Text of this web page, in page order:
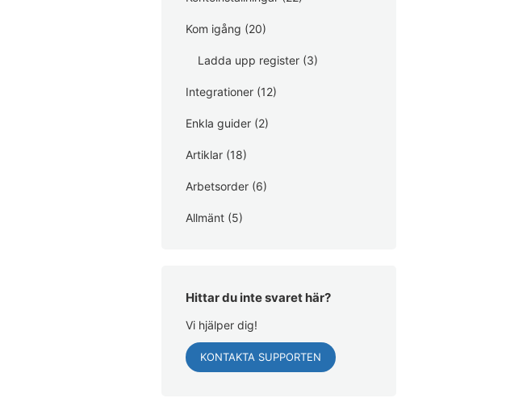
Kom igång (20)
Ladda upp register (3)
Integrationer (12)
Enkla guider (2)
Artiklar (18)
Arbetsorder (6)
Allmänt (5)
Hittar du inte svaret här?
Vi hjälper dig!
KONTAKTA SUPPORTEN